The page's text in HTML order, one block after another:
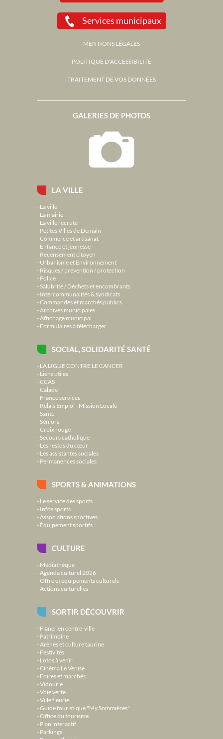
LA VILLE
La ville
La mairie
La ville recrute
Petites Villes de Demain
Commerce et artisanat
Enfance et jeunesse
Recensement citoyen
Urbanisme et Environnement
Risques / prévention / protection
Police
Salubrité / Déchets et encombrants
Intercommunalités & syndicats
Commandes et marchés publics
Archives municipales
Affichage municipal
Formulaires à télécharger
SOCIAL, SOLIDARITÉ SANTÉ
LA LIGUE CONTRE LE CANCER
Liens utiles
CCAS
Calade
France services
Relais Emploi - Mission Locale
Santé
Séniors
Croix rouge
Secours catholique
Les restos du cœur
Les assistantes sociales
Permanences sociales
SPORTS & ANIMATIONS
Le service des sports
Infos sports
Associations sportives
Équipement sportifs
CULTURE
Médiathèque
Agenda culturel 2026
Offre et équipements culturels
Actions culturelles
SORTIR DÉCOUVRIR
Flâner en centre-ville
Patrimoine
Arènes et culture taurine
Festivités
Lotos à venir
Cinéma Le Venise
Foires et marchés
Vidourle
Voie verte
Ville fleurie
Guide touristique "My Sommières"
Office du tourisme
Plan interactif
Parkings
GALERIES DE PHOTOS
Services municipaux
MENTIONS LÉGALES
POLITIQUE D'ACCESSIBILITÉ
TRAITEMENT DE VOS DONNÉES